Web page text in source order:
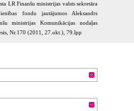
LR Finanšu ministrijas valsts sekretāra
fondu jautājumos Aleksandrs
ministrijas Komunikācijas nodaļas
Nr.170 (2011, 27.okt.), 79.lpp